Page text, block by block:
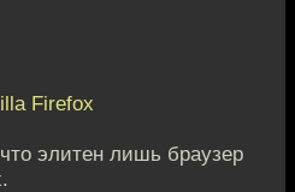
Firefox
элитен лишь браузер